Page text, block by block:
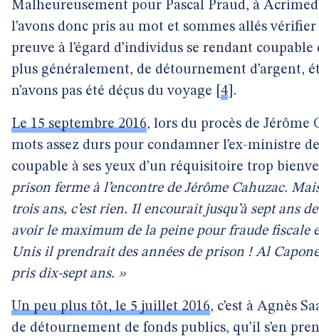
Malheureusement pour Pascal Praud, à
l’avons donc pris au mot et sommes allés
preuve à l’égard d’individus se rendant
plus généralement, de détournement d’argent,
n’avons pas été déçus du voyage
4 .
Le 15 septembre 2016, lors du procès de Jérôme
mots assez durs pour condamner l’ex-ministre
coupable à ses yeux d’un réquisitoire trop
prison ferme à l’encontre de Jérôme Cahuzac.
trois ans, c’est rien. Il encourait jusqu’à sept ans
avoir le maximum de la peine pour fraude
Unis il prendrait des années de prison ! Al
pris dix-sept ans. »
Un peu plus tôt, le 5 juillet 2016, c’est à Agnès
de détournement de fonds publics, qu’il s’en